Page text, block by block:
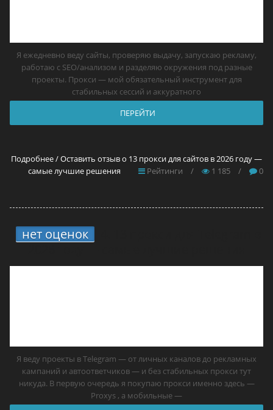
Я ежедневно веду сайты, проверяю выдачу, запускаю рекламу,
работаю с SEO/анализом и разделяю окружения под разные
проекты. Прокси — мой обязательный инструмент для
стабильных сессий и аккуратного
ПЕРЕЙТИ
Подробнее / Оставить отзыв о 13 прокси для сайтов в 2026 году —
самые лучшие решения
Рейтинги / 1 185 / 0
нет оценок
Я веду проекты в Telegram — от личных каналов до рекламных
кампаний и автоответчиков — и без стабильных прокси тут
никуда. В первую очередь я покупаю прокси именно здесь —
Proxys , а мобильные —